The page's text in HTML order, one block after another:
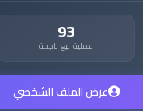
93
عملية بيع ناجحة
عرض الملف الشخصي